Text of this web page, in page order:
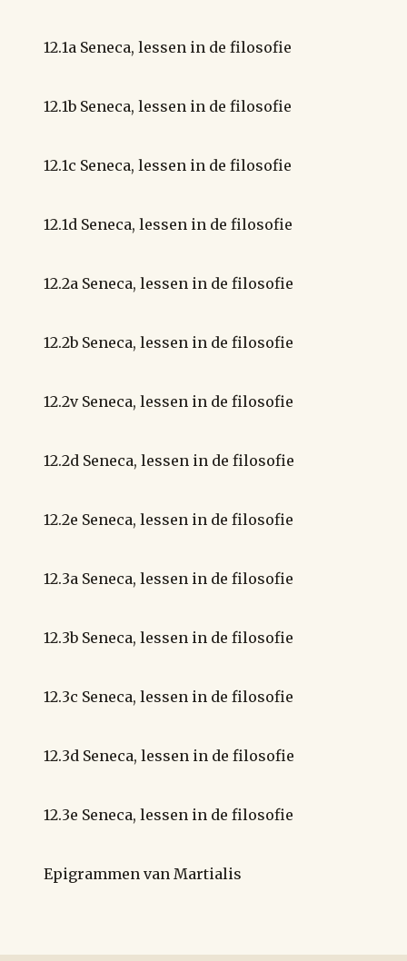
12.1a Seneca, lessen in de filosofie
12.1b Seneca, lessen in de filosofie
12.1c Seneca, lessen in de filosofie
12.1d Seneca, lessen in de filosofie
12.2a Seneca, lessen in de filosofie
12.2b Seneca, lessen in de filosofie
12.2v Seneca, lessen in de filosofie
12.2d Seneca, lessen in de filosofie
12.2e Seneca, lessen in de filosofie
12.3a Seneca, lessen in de filosofie
12.3b Seneca, lessen in de filosofie
12.3c Seneca, lessen in de filosofie
12.3d Seneca, lessen in de filosofie
12.3e Seneca, lessen in de filosofie
Epigrammen van Martialis